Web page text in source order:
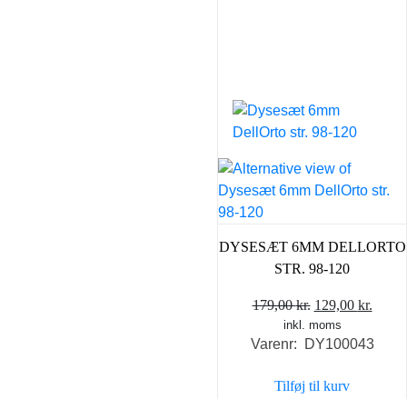
DYSESÆT 6MM DELLORTO
STR. 98-120
179,00kr. Den
oprindelige
pris
179,00 kr..
129,00 kr.
pris
inkl. moms
Varenr: DY100043
Tilføj til kurv